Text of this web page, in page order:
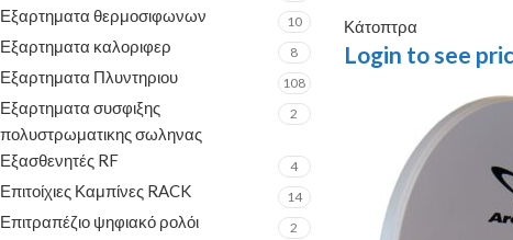
Εξαρτηματα θερμοσιφωνων 10
Εξαρτηματα καλοριφερ 8
Εξαρτηματα Πλυντηριου 108
Εξαρτηματα συσφιξης
πολυστρωματικης σωληνας
2
Εξασθενητές RF 4
Επιτοίχιες Καμπίνες RACK 14
Επιτραπέζιο ψηφιακό ρολόι 2
Κάτοπτρα
Login to see